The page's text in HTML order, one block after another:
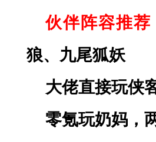
伙伴阵容推荐
狼、九尾狐妖
大佬直接玩侠
零氪玩奶妈，